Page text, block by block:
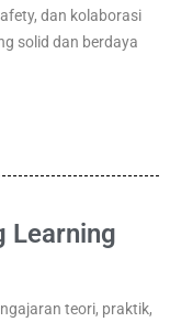
dan kolaborasi
solid dan berdaya
Learning
teori, praktik,